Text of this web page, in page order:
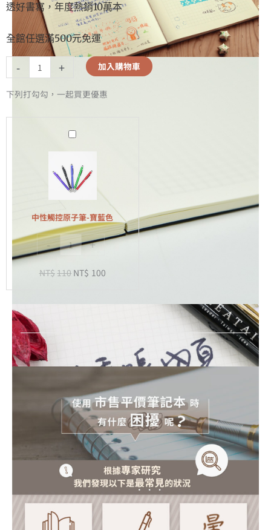
透好書寫，年度熱銷10萬本
全館任選滿500元免運
- + 加入購物車
下列打勾勾，一起買更優惠
中
觸
控
原
子
筆-
寶
色
中性觸控原子筆-寶藍色
- +
NT$110 NT$ 100